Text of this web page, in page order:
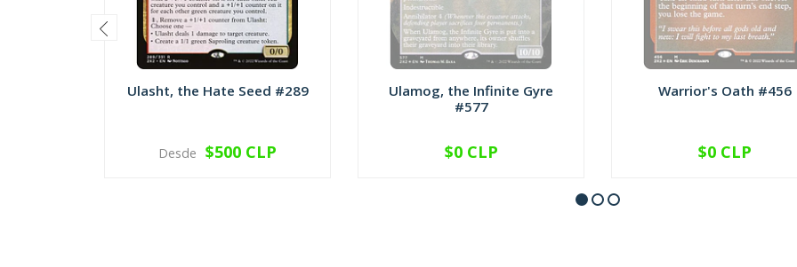
Ulasht, the Hate Seed #289
VER OPCIONES
Desde $500 CLP
Ulamog, the Infinite Gyre
#577
NO DISPONIBLE
$0 CLP
Warrior's Oath #456
NO DISPONIBLE
$0 CLP